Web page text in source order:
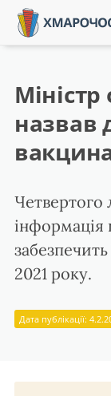
назвав
Четвертого
інформація
2021 року.
Дата публікації: